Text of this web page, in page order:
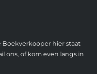
Boekverkooper hier staat
ons, of kom even langs in